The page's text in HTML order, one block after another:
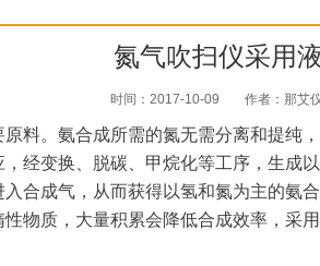
氮气吹扫仪采用
时间：2017-10-09 作者：那艾
料。氨合成所需的氮无需分离和提纯
经变换、脱碳、甲烷化等工序，生成
合成气，从而获得以氢和氮为主的氨
物质，大量积累会降低合成效率，采